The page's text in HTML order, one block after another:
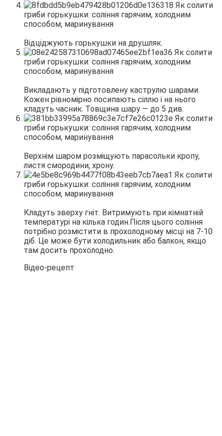
Відціджують горькушки на друшляк.
Викладають у підготовлену каструлю шарами.
Кожен рівномірно посипають сіллю і на нього
кладуть часник. Товщина шару — до 5 див.
Верхнім шаром розміщують парасольки кропу,
листя смородини, хрону.
Кладуть зверху гніт. Витримують при кімнатній
температурі на кілька годин.Після цього соління
потрібно розмістити в прохолодному місці на 7-10
діб. Це може бути холодильник або балкон, якщо
там досить прохолодно.
Відео-рецепт